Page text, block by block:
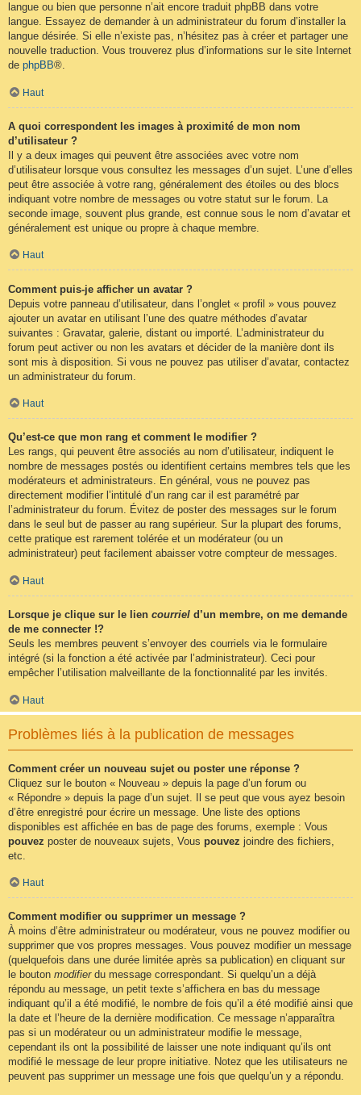
langue ou bien que personne n’ait encore traduit phpBB dans votre
langue. Essayez de demander à un administrateur du forum d’installer la
langue désirée. Si elle n’existe pas, n’hésitez pas à créer et partager une
nouvelle traduction. Vous trouverez plus d’informations sur le site Internet
de phpBB®.
Haut
A quoi correspondent les images à proximité de mon nom
d’utilisateur ?
Il y a deux images qui peuvent être associées avec votre nom
d’utilisateur lorsque vous consultez les messages d’un sujet. L’une d’elles
peut être associée à votre rang, généralement des étoiles ou des blocs
indiquant votre nombre de messages ou votre statut sur le forum. La
seconde image, souvent plus grande, est connue sous le nom d’avatar et
généralement est unique ou propre à chaque membre.
Haut
Comment puis-je afficher un avatar ?
Depuis votre panneau d’utilisateur, dans l’onglet « profil » vous pouvez
ajouter un avatar en utilisant l’une des quatre méthodes d’avatar
suivantes : Gravatar, galerie, distant ou importé. L’administrateur du
forum peut activer ou non les avatars et décider de la manière dont ils
sont mis à disposition. Si vous ne pouvez pas utiliser d’avatar, contactez
un administrateur du forum.
Haut
Qu’est-ce que mon rang et comment le modifier ?
Les rangs, qui peuvent être associés au nom d’utilisateur, indiquent le
nombre de messages postés ou identifient certains membres tels que les
modérateurs et administrateurs. En général, vous ne pouvez pas
directement modifier l’intitulé d’un rang car il est paramétré par
l’administrateur du forum. Évitez de poster des messages sur le forum
dans le seul but de passer au rang supérieur. Sur la plupart des forums,
cette pratique est rarement tolérée et un modérateur (ou un
administrateur) peut facilement abaisser votre compteur de messages.
Haut
Lorsque je clique sur le lien courriel d’un membre, on me demande
de me connecter !?
Seuls les membres peuvent s’envoyer des courriels via le formulaire
intégré (si la fonction a été activée par l’administrateur). Ceci pour
empêcher l’utilisation malveillante de la fonctionnalité par les invités.
Haut
Problèmes liés à la publication de messages
Comment créer un nouveau sujet ou poster une réponse ?
Cliquez sur le bouton « Nouveau » depuis la page d’un forum ou
« Répondre » depuis la page d’un sujet. Il se peut que vous ayez besoin
d’être enregistré pour écrire un message. Une liste des options
disponibles est affichée en bas de page des forums, exemple : Vous
pouvez poster de nouveaux sujets, Vous pouvez joindre des fichiers,
etc.
Haut
Comment modifier ou supprimer un message ?
À moins d’être administrateur ou modérateur, vous ne pouvez modifier ou
supprimer que vos propres messages. Vous pouvez modifier un message
(quelquefois dans une durée limitée après sa publication) en cliquant sur
le bouton modifierdu message correspondant. Si quelqu’un a déjà
répondu au message, un petit texte s’affichera en bas du message
indiquant qu’il a été modifié, le nombre de fois qu’il a été modifié ainsi que
la date et l’heure de la dernière modification. Ce message n’apparaîtra
pas si un modérateur ou un administrateur modifie le message,
cependant ils ont la possibilité de laisser une note indiquant qu’ils ont
modifié le message de leur propre initiative. Notez que les utilisateurs ne
peuvent pas supprimer un message une fois que quelqu’un y a répondu.